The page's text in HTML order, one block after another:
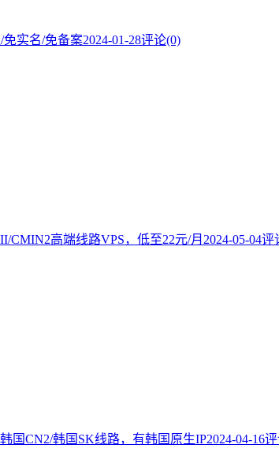
免实名/免备案2024-01-28评论(0)
CMIN2高端线路VPS，低至22元/月 2024-05-04评
国CN2/韩国SK线路，有韩国原生IP2024-04-16